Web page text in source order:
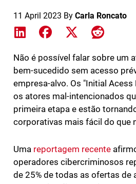
11 April 2023 By Carla Roncato
Share on LinkedIn
Share on Facebook
Share on XShare on
Não é possível falar sobre um
bem-sucedido sem acesso
empresa-alvo. Os "Initial
os atores mal-intencionados
primeira etapa e estão
corporativas mais fácil do que
Uma reportagem recente
operadores cibercriminosos
de 25% de todas as ofertas de